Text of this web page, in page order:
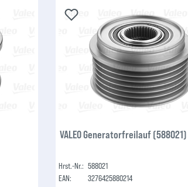
VALEO Generatorfreilauf (588021)
Hrst.-Nr.: 588021
EAN:
3276425880214